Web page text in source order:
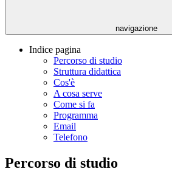
navigazione
Indice pagina
Percorso di studio
Struttura didattica
Cos'è
A cosa serve
Come si fa
Programma
Email
Telefono
Percorso di studio